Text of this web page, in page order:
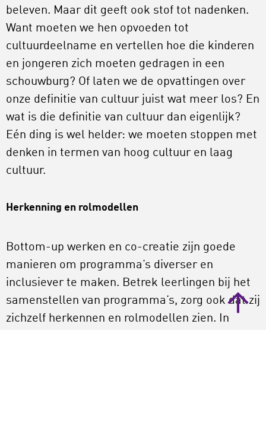
beleven. Maar dit geeft ook stof tot nadenken.
Want moeten we hen opvoeden tot
cultuurdeelname en vertellen hoe die kinderen
en jongeren zich moeten gedragen in een
schouwburg? Of laten we de opvattingen over
onze definitie van cultuur juist wat meer los? En
wat is die definitie van cultuur dan eigenlijk?
Eén ding is wel helder: we moeten stoppen met
denken in termen van hoog cultuur en laag
cultuur.
Herkenning en rolmodellen
Bottom-up werken en co-creatie zijn goede
manieren om programma’s diverser en
inclusiever te maken. Betrek leerlingen bij het
samenstellen van programma’s, zorg ook dat zij
zichzelf herkennen en rolmodellen zien. In